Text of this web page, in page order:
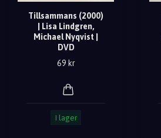
Tillsammans (2000)
| Lisa Lindgren,
Michael Nyqvist |
DVD
69 kr
I lager